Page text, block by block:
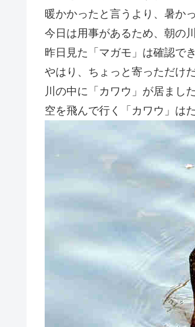
暖かかったと言うより、暑か
今日は用事があるため、朝の
昨日見た「マガモ」は確認で
やはり、ちょっと寄っただけ
川の中に「カワウ」が居ました
空を飛んで行く「カワウ」は